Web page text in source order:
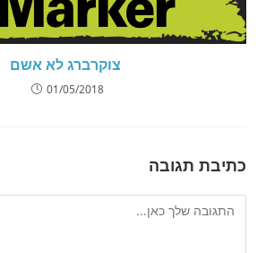
צוקרברג לא אשם
01/05/2018
כתיבת תגובה